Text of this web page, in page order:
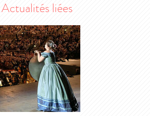
Actualités liées